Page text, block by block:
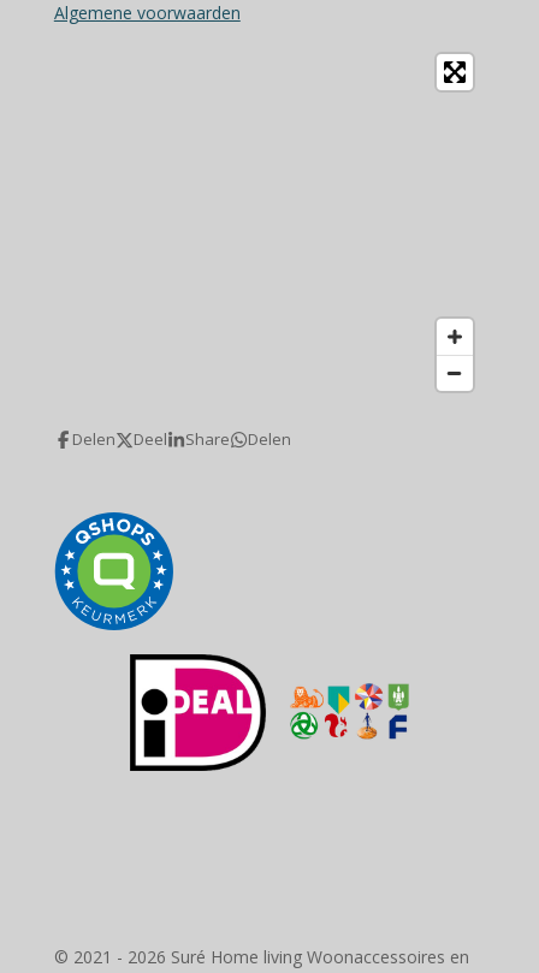
Algemene voorwaarden
Delen Deel Share Delen
© 2021 - 2026 Suré Home living Woonaccessoires en